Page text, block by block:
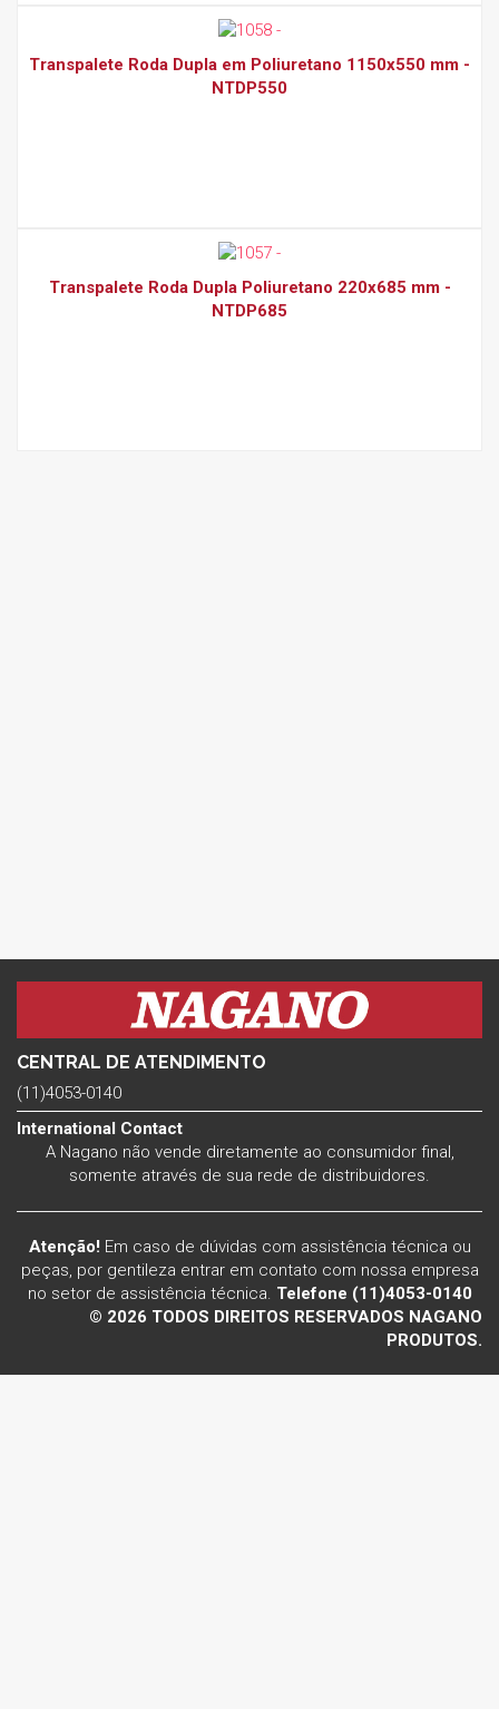
Transpalete Roda Dupla em Poliuretano 1150x550 mm -
NTDP550
Transpalete Roda Dupla Poliuretano 220x685 mm -
NTDP685
CENTRAL DE ATENDIMENTO
(11)4053-0140
International Contact
A Nagano não vende diretamente ao consumidor final,
somente através de sua rede de distribuidores.
Atenção! Em caso de dúvidas com assistência técnica ou
peças, por gentileza entrar em contato com nossa empresa
no setor de assistência técnica. Telefone (11)4053-0140
© 2026 TODOS DIREITOS RESERVADOS NAGANO
PRODUTOS.